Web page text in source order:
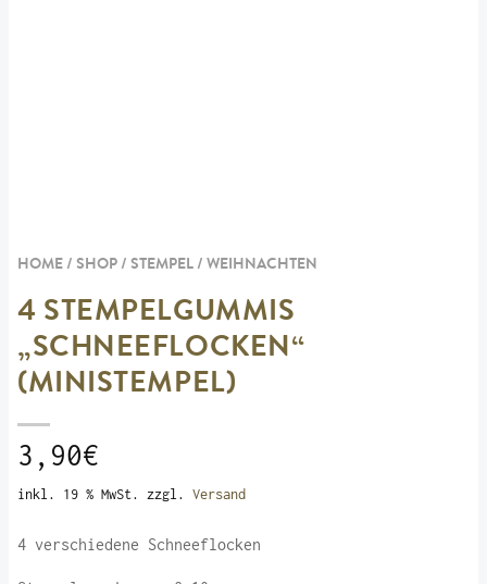
HOME / SHOP /STEMPEL /WEIHNACHTEN
4 STEMPELGUMMIS
„SCHNEEFLOCKEN“
(MINISTEMPEL)
3,90€
inkl. 19 % MwSt. zzgl.Versand
4 verschiedene Schneeflocken